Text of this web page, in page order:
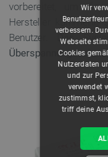
vorbereitet, um die
Hersteller kümmerte
Benutzer. Das
Überspannungsschutz
Wir
verbessern.
Webseite
Cookies
Nutzerdaten
und zur
verwendet
zustimmst,
triff deine